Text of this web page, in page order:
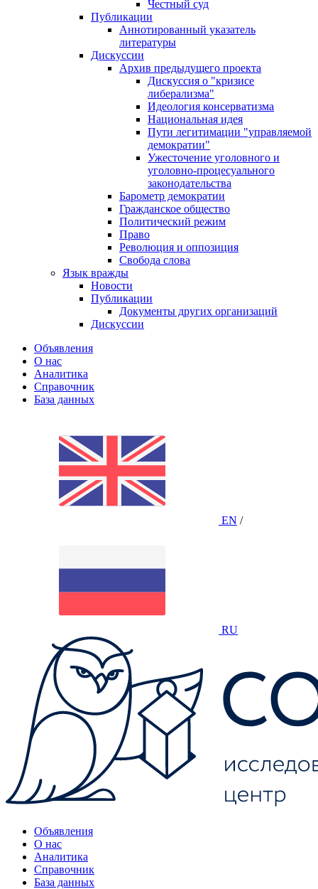
Честный суд
Публикации
Аннотированный указатель
литературы
Дискуссии
Архив предыдущего проекта
Дискуссия о "кризисе
либерализма"
Идеология консерватизма
Национальная идея
Пути легитимации "управляемой
демократии"
Ужесточение уголовного и
уголовно-процесуального
законодательства
Барометр демократии
Гражданское общество
Политический режим
Право
Революция и оппозиция
Свобода слова
Язык вражды
Новости
Публикации
Документы других организаций
Дискуссии
Объявления
О нас
Аналитика
Справочник
База данных
EN /
RU
Объявления
О нас
Аналитика
Справочник
База данных